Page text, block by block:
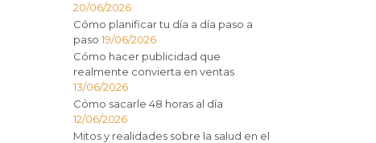
20/06/2026
Cómo planificar tu día a día paso a
paso 19/06/2026
Cómo hacer publicidad que
realmente convierta en ventas
13/06/2026
Cómo sacarle 48 horas al día
12/06/2026
Mitos y realidades sobre la salud en el